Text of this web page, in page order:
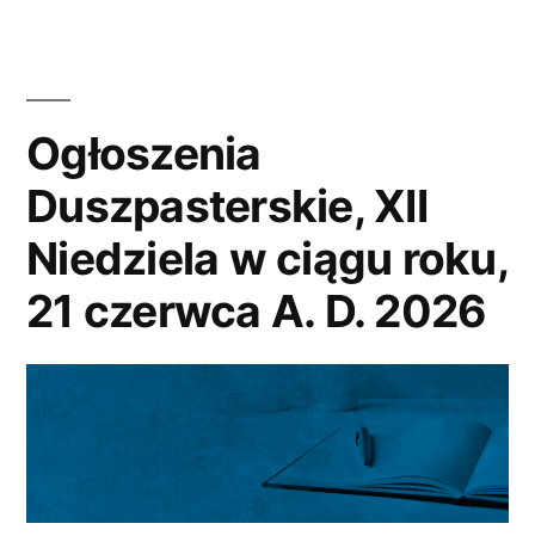
czerwca
A.
D.
2026”
Ogłoszenia
Duszpasterskie, XII
Niedziela w ciągu roku,
21 czerwca A. D. 2026